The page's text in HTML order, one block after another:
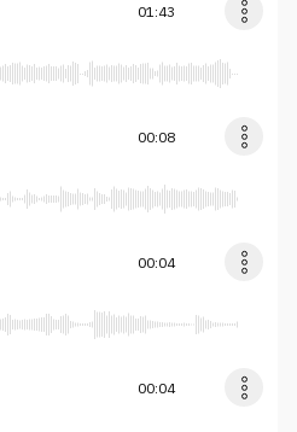
01:43
00:08
00:04
00:04